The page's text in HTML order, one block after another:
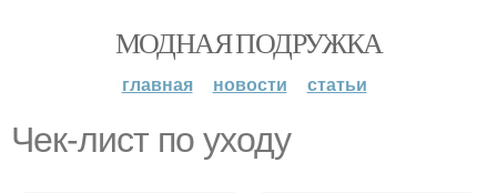
МОДНАЯ ПОДРУЖКА
главная новости статьи
Чек-лист по уходу